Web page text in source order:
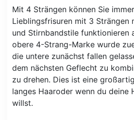
Mit 4 Strängen können Sie
Lieblingsfrisuren mit 3 Strängen
und Stirnbandstile funktionieren
obere 4-Strang-Marke wurde
die untere zunächst fallen
dem nächsten Geflecht zu
zu drehen. Dies ist eine
langes Haaroder wenn du deine
willst.